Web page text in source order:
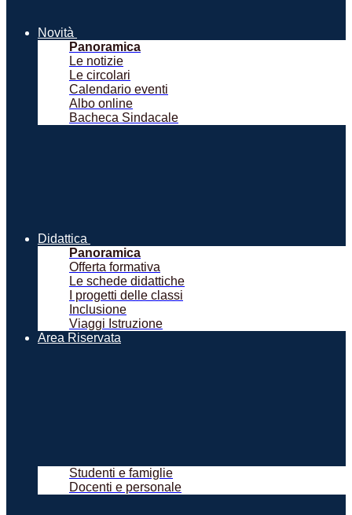
Novità
Panoramica
Le notizie
Le circolari
Calendario eventi
Albo online
Bacheca Sindacale
Didattica
Panoramica
Offerta formativa
Le schede didattiche
I progetti delle classi
Inclusione
Viaggi Istruzione
Area Riservata
Studenti e famiglie
Docenti e personale